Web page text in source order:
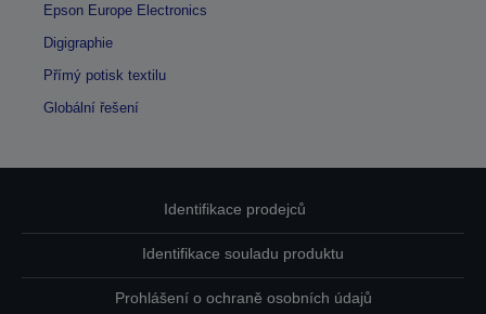
Epson Europe Electronics
Digigraphie
Přímý potisk textilu
Globální řešení
Identifikace prodejců
Identifikace souladu produktu
Prohlášení o ochraně osobních údajů